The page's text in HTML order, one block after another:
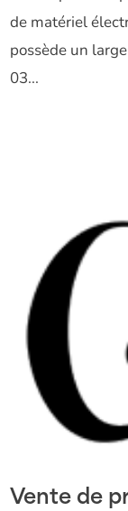
de matériel
possède un
03...
Vente de